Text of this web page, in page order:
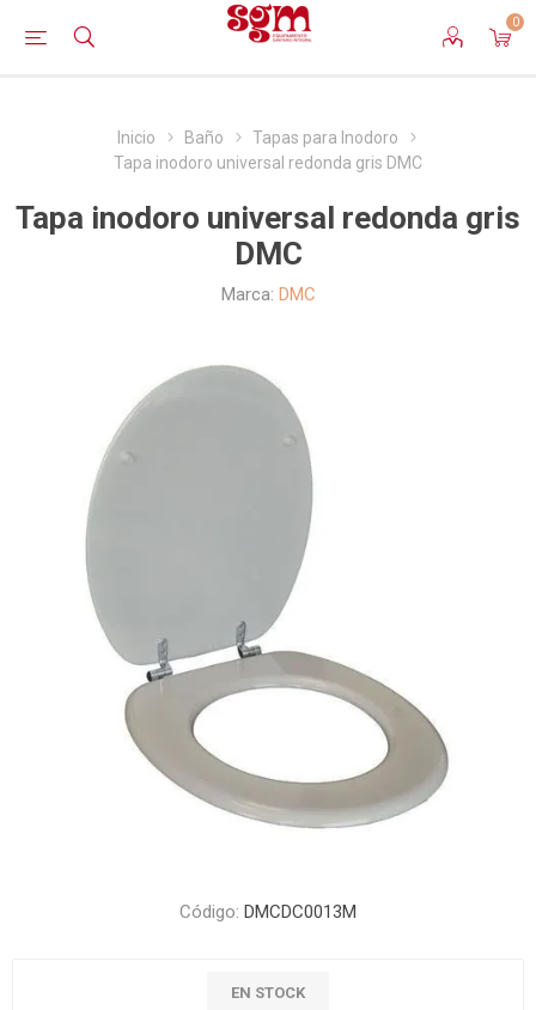
0
Inicio Baño
Tapas para Inodoro
Tapa inodoro universal redonda gris DMC
Tapa inodoro universal redonda gris
DMC
Marca: DMC
Código: DMCDC0013M
EN STOCK